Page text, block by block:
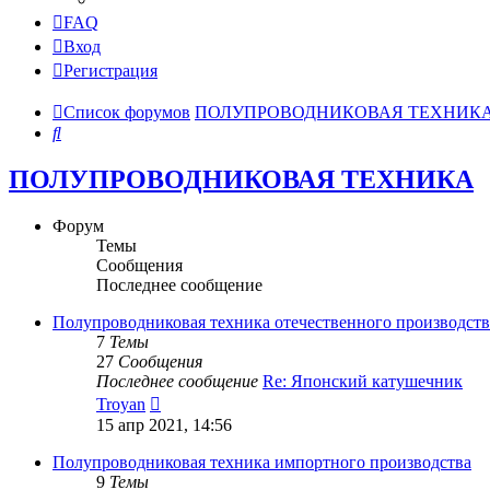
FAQ
Вход
Регистрация
Список форумов ПОЛУПРОВОДНИКОВАЯ
Поиск
ПОЛУПРОВОДНИКОВАЯ ТЕХНИКА
Форум
Темы
Сообщения
Последнее сообщение
Полупроводниковая техника отечественного
7 Темы
27 Сообщения
Последнее сообщение Re: Японский катушечник
Troyan
к
последнему
сообщению
15 апр 2021, 14:56
Полупроводниковая техника импортного производства
9 Темы